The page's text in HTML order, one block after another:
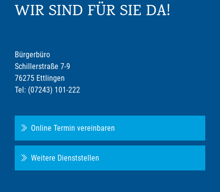
WIR SIND FÜR SIE DA!
Bürgerbüro
Schillerstraße 7-9
76275 Ettlingen
Tel: (07243) 101-222
Online Termin vereinbaren
Weitere Dienststellen